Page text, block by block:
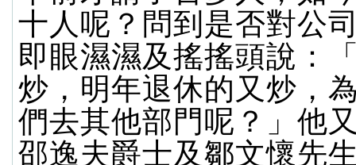
十人呢？問到是否對公
即眼濕濕及搖搖頭說：
炒，明年退休的又炒，
們去其他部門呢？」他
邵逸夫爵士及鄒文懷先